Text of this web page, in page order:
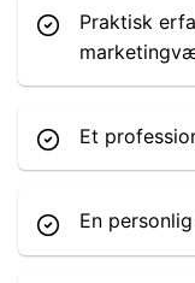
Praktisk
Et
En